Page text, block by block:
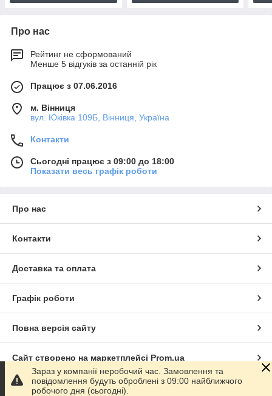
Про нас
Рейтинг не сформований
Менше 5 відгуків за останній рік
Працює з 07.06.2016
м. Вінниця
вул. Юківка 109Б, Вінниця, Україна
Контакти
Сьогодні працює з 09:00 до 18:00
Показати весь графік роботи
Про нас
Контакти
Доставка та оплата
Графік роботи
Повна версія сайту
Сайт створено на маркетплейсі Prom.ua
Політика конфіденційності
Зараз у компанії неробочий час. Замовлення та
повідомлення будуть оброблені з 09:00 найближчого
робочого дня (сьогодні).